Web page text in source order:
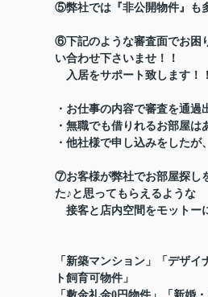
⑤弊社では『非公開物件』も
⑥下記のような審査面でお困
い合わせ下さいませ！！
入居をサポート致します！！
・お仕事の内容で審査を通過
・無職でも借りれるお部屋は
・他社様で申し込みをしたが
⑦お客様が弊社でお部屋探し
た♪と思ってもらえるような
接客と店内空間をモットー
「新築マンション」「デザ
ト飼育可物件」